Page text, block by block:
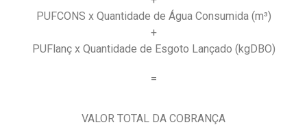
PUFCONS x Quantidade de Água Consumida (m³)
+
PUFlanç x Quantidade de Esgoto Lançado (kgDBO)
=
VALOR TOTAL DA COBRANÇA